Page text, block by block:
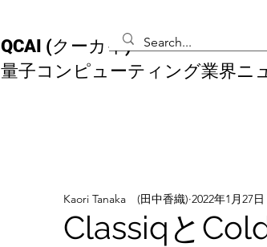
QCAI (クーカイ)
量子コンピューティング業界ニ
Classiqと
Kaori Tanaka (田中香織) 2022年1月27日